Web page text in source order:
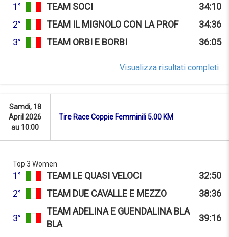
1° TEAM SOCI
34:10
2°
TEAM IL MIGNOLO CON LA PROF
34:36
3°
TEAM ORBI E BORBI 36:05
Visualizza risultati completi
Samdi, 18
April 2026
au 10:00
Tire Race Coppie Femminili 5.00 KM
Top 3 Women
1° TEAM LE QUASI VELOCI
32:50
2°
TEAM DUE CAVALLE E MEZZO 38:36
3°
TEAM ADELINA E GUENDALINA BLA
BLA
39:16